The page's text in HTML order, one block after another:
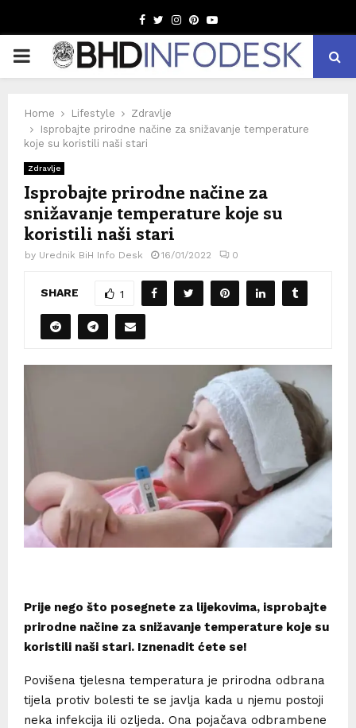
Facebook
TwitterInstagram
Pinterest
Youtube
PRIMARY
Home Lifestyle
Zdravlje
Isprobajte prirodne načine za snižavanje temperature
koje su koristili naši stari
Zdravlje
Isprobajte prirodne načine za
snižavanje temperature koje su
koristili naši stari
by Urednik BiH Info Desk 16/01/2022 0
SHARE 1
Prije nego što posegnete za lijekovima, isprobajte
prirodne načine za snižavanje temperature koje su
koristili naši stari. Iznenadit ćete se!
Povišena tjelesna temperatura je prirodna odbrana
tijela protiv bolesti te se javlja kada u njemu postoji
neka infekcija ili ozljeda. Ona pojačava odbrambene